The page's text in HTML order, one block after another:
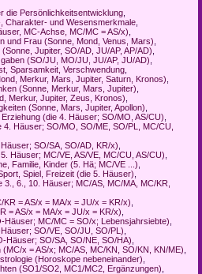
die Persönlichkeitsentwicklung,
Charakter- und Wesensmerkmale,
MC-Achse, MC/MC = AS/x)
und Frau (Sonne, Mond, Venus, Mars)
Jupiter, SO/AD, JU/AP, AP/AD)
(SO/JU, MO/JU, JU/AP, JU/AD)
Sparsamkeit, Verschwendung,
Merkur, Mars, Jupiter, Saturn, Kronos)
(Sonne, Merkur, Mars, Jupiter)
Merkur, Jupiter, Zeus, Kronos)
(Sonne, Mars, Jupiter, Apollon)
(die 4. Häuser; SO/MO, AS/CU)
Häuser; SO/MO, SO/ME, SO/PL, MC/CU,
SO/SA, SO/AD, KR/x)
Häuser; MC/VE, AS/VE, MC/CU, AS/CU)
Familie, Kinder (5. Hä; MC/VE ...)
Spiel, Freizeit (die 5. Häuser)
3., 6., 10. Häuser; MC/AS, MC/MA, MC/KR,
= AS/x = MA/x = JU/x = KR/x)
= AS/x = MA/x = JU/x = KR/x)
Häuser; MC/MC = SO/x; Lebensjahrsiebte)
SO/VE, SO/JU, SO/PL)
Häuser; SO/SA, SO/NE, SO/HA)
x = AS/x; MC/AS, MC/KN, SO/KN, KN/ME)
(Horoskope nebeneinander)
(SO1/SO2, MC1/MC2, Ergänzungen)